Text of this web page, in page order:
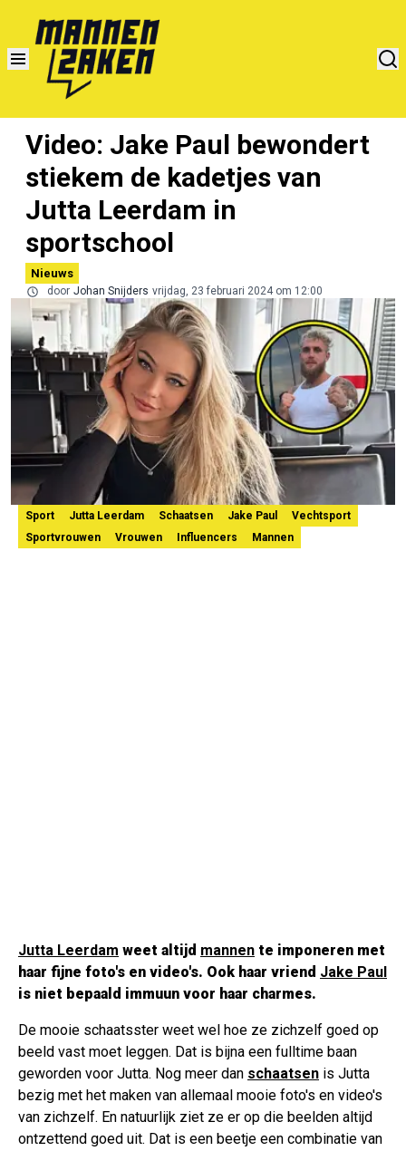
Video: Jake Paul bewondert
stiekem de kadetjes van
Jutta Leerdam in
sportschool
Nieuws
door Johan Snijders vrijdag, 23 februari 2024 om 12:00
Sport Jutta Leerdam Schaatsen Jake Paul
Vechtsport
Sportvrouwen
Vrouwen Influencers Mannen
Jutta Leerdam weet altijd mannen te imponeren met
haar fijne foto's en video's. Ook haar vriend Jake Paul
is niet bepaald immuun voor haar charmes.
De mooie schaatsster weet wel hoe ze zichzelf goed op
beeld vast moet leggen. Dat is bijna een fulltime baan
geworden voor Jutta. Nog meer dan schaatsen is Jutta
bezig met het maken van allemaal mooie foto's en video's
van zichzelf. En natuurlijk ziet ze er op die beelden altijd
ontzettend goed uit. Dat is een beetje een combinatie van